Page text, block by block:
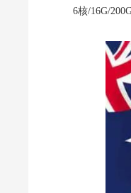
6核/16G/